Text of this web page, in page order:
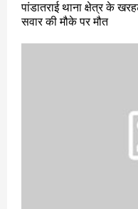
पांडातराई थाना क्षेत्र के
सवार की मौके पर मौत